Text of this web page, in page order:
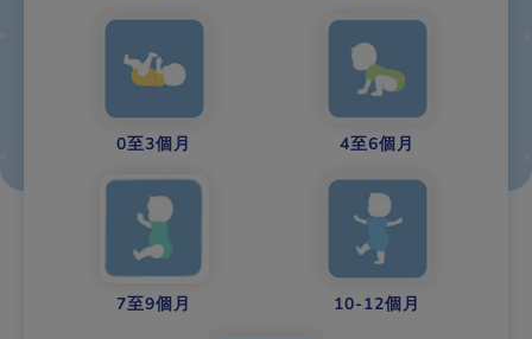
0至3個月 4至6個月
7至9個月 10-12個月